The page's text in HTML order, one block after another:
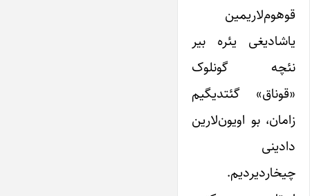
قوهوم‌لاریمین
یاشادیغی یئره بیر
نئچه گونلوک
«قوناق» گئتدیگیم
زامان، بو اویون‌لارین
دادینی
چیخاردیردیم.